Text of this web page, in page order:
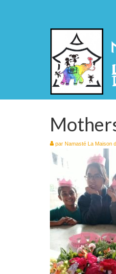
par Namasté La Maison